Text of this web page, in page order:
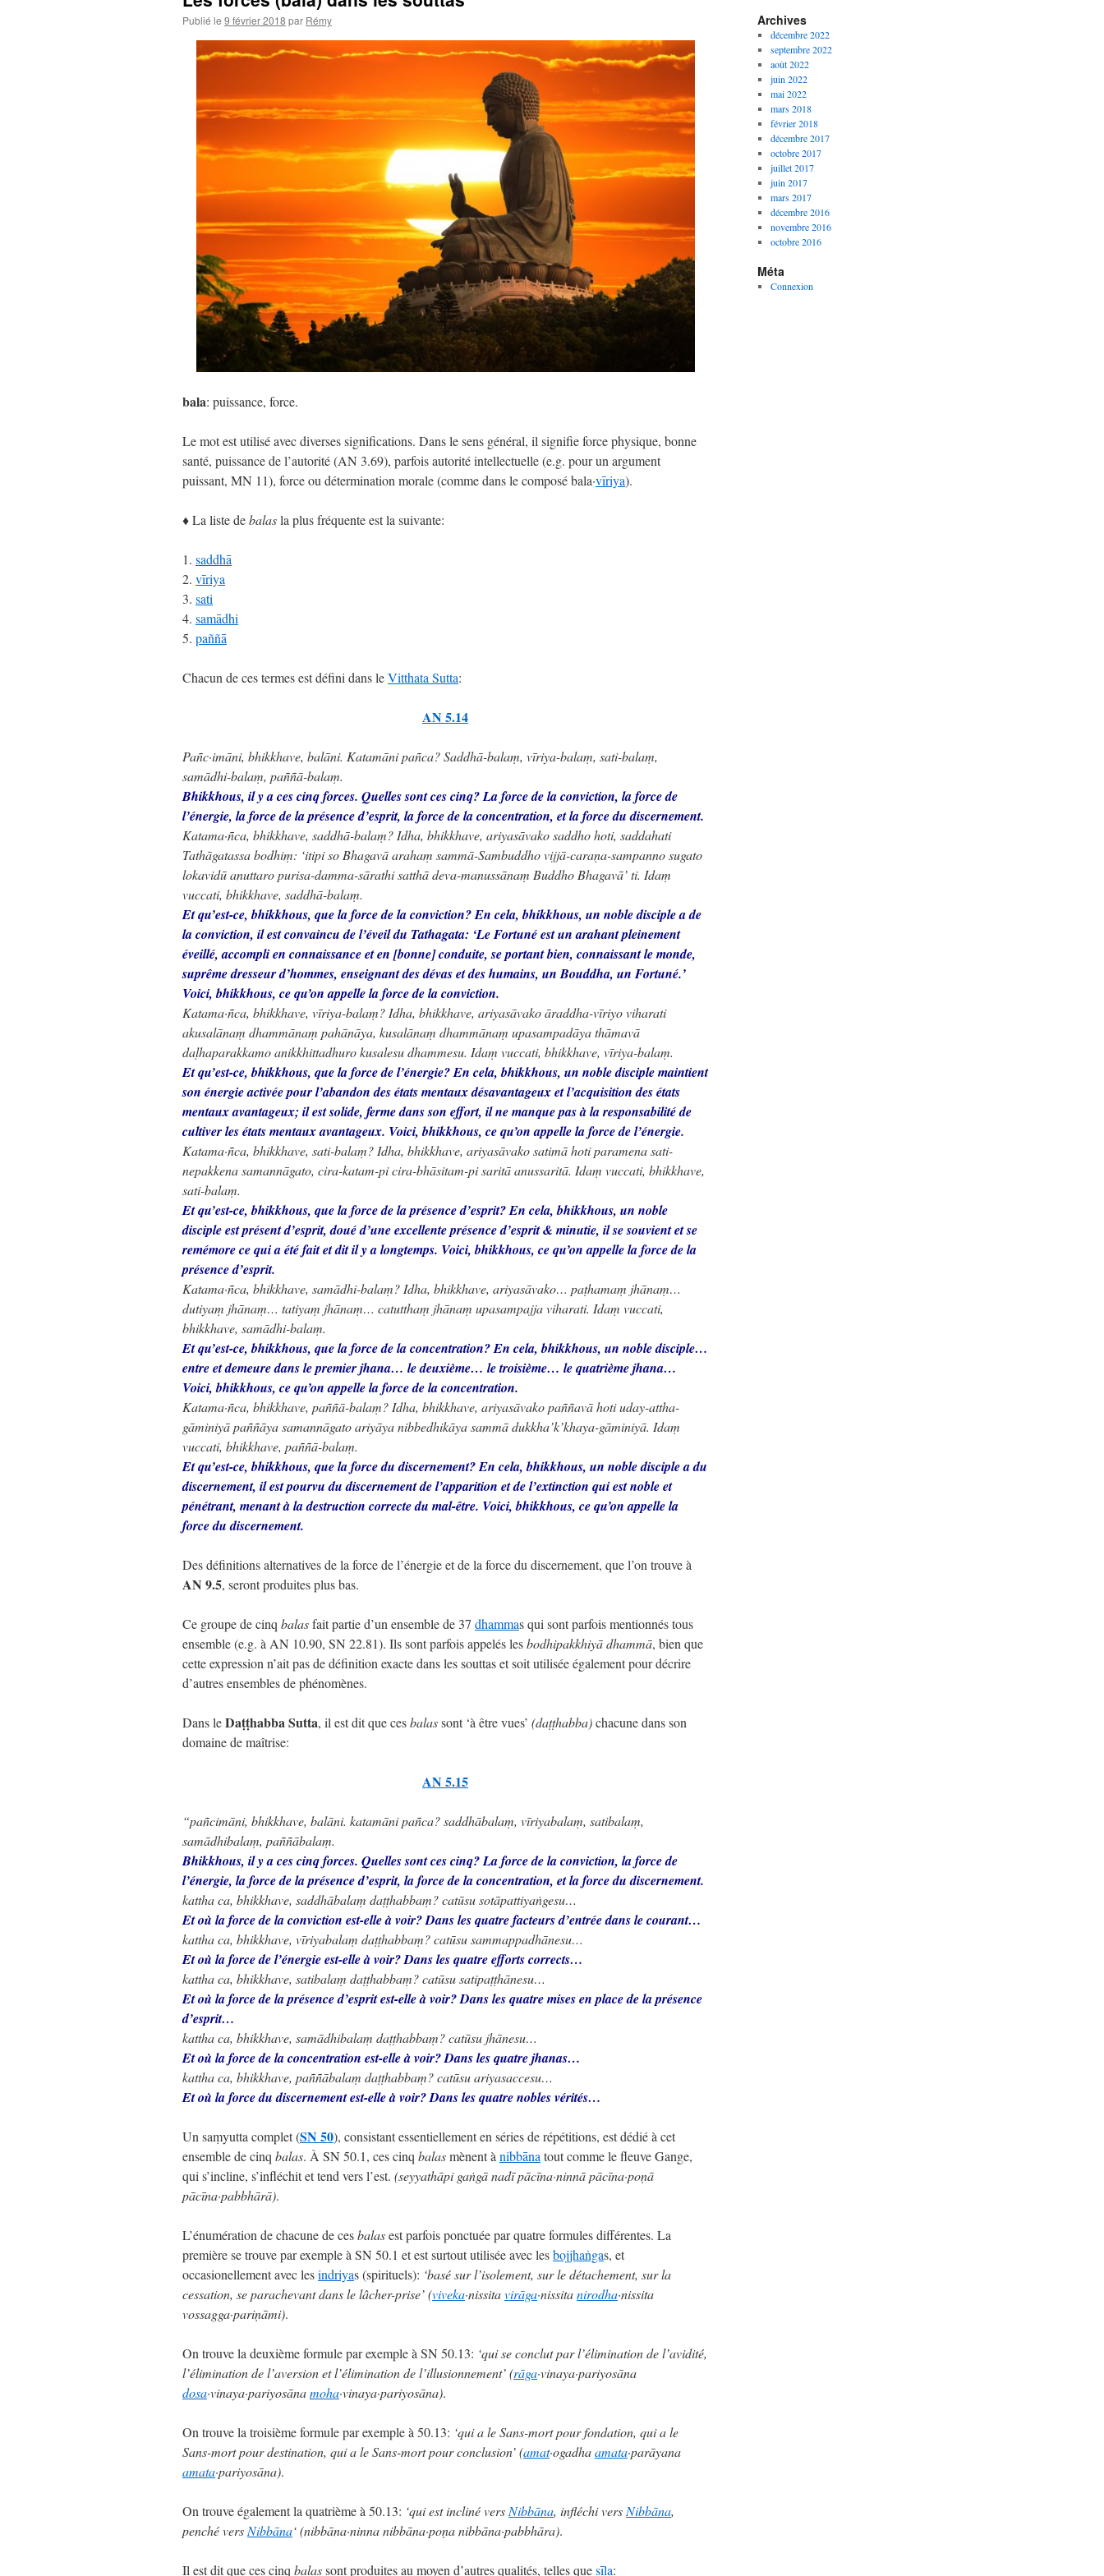
Publié le 9 février 2018 par Rémy
bala: puissance, force.
Le mot est utilisé avec diverses significations. Dans le sens général, il signifie force physique, bonne
santé, puissance de l’autorité (AN 3.69), parfois autorité intellectuelle (e.g. pour un argument
puissant, MN 11), force ou détermination morale (comme dans le composé bala·vīriya).
♦ La liste debalasla plus fréquente est la suivante:
1. saddhā
2. vīriya
3. sati
4. samādhi
5. paññā
Chacun de ces termes est défini dans leVitthata Sutta:
AN 5.14
Pañc·imāni, bhikkhave, balāni. Katamāni pañca? Saddhā-balaṃ, vīriya-balaṃ, sati-balaṃ,
samādhi-balaṃ, paññā-balaṃ.
Bhikkhous, il y a ces cinq forces. Quelles sont ces cinq? La force de la conviction, la force de
l’énergie, la force de la présence d’esprit, la force de la concentration, et la force du discernement.
Katama·ñca, bhikkhave, saddhā-balaṃ? Idha, bhikkhave, ariyasāvako saddho hoti, saddahati
Tathāgatassa bodhiṃ: ‘itipi so Bhagavā arahaṃ sammā-Sambuddho vijjā-caraṇa-sampanno sugato
lokavidū anuttaro purisa-damma-sārathi satthā deva-manussānaṃ Buddho Bhagavā’ ti. Idaṃ
vuccati, bhikkhave, saddhā-balaṃ.
Et qu’est-ce, bhikkhous, que la force de la conviction? En cela, bhikkhous, un noble disciple a de
la conviction, il est convaincu de l’éveil du Tathagata: ‘Le Fortuné est un arahant pleinement
éveillé, accompli en connaissance et en [bonne] conduite, se portant bien, connaissant le monde,
suprême dresseur d’hommes, enseignant des dévas et des humains, un Bouddha, un Fortuné.’
Voici, bhikkhous, ce qu’on appelle la force de la conviction.
Katama·ñca, bhikkhave, vīriya-balaṃ? Idha, bhikkhave, ariyasāvako āraddha-vīriyo viharati
akusalānaṃ dhammānaṃ pahānāya, kusalānaṃ dhammānaṃ upasampadāya thāmavā
daḷhaparakkamo anikkhittadhuro kusalesu dhammesu. Idaṃ vuccati, bhikkhave, vīriya-balaṃ.
Et qu’est-ce, bhikkhous, que la force de l’énergie? En cela, bhikkhous, un noble disciple maintient
son énergie activée pour l’abandon des états mentaux désavantageux et l’acquisition des états
mentaux avantageux; il est solide, ferme dans son effort, il ne manque pas à la responsabilité de
cultiver les états mentaux avantageux. Voici, bhikkhous, ce qu’on appelle la force de l’énergie.
Katama·ñca, bhikkhave, sati-balaṃ? Idha, bhikkhave, ariyasāvako satimā hoti paramena sati-
nepakkena samannāgato, cira-katam-pi cira-bhāsitam-pi saritā anussaritā. Idaṃ vuccati, bhikkhave,
sati-balaṃ.
Et qu’est-ce, bhikkhous, que la force de la présence d’esprit? En cela, bhikkhous, un noble
disciple est présent d’esprit, doué d’une excellente présence d’esprit & minutie, il se souvient et se
remémore ce qui a été fait et dit il y a longtemps. Voici, bhikkhous, ce qu’on appelle la force de la
présence d’esprit.
Katama·ñca, bhikkhave, samādhi-balaṃ? Idha, bhikkhave, ariyasāvako… paṭhamaṃ jhānaṃ…
dutiyaṃ jhānaṃ… tatiyaṃ jhānaṃ… catutthaṃ jhānaṃ upasampajja viharati. Idaṃ vuccati,
bhikkhave, samādhi-balaṃ.
Et qu’est-ce, bhikkhous, que la force de la concentration? En cela, bhikkhous, un noble disciple…
entre et demeure dans le premier jhana… le deuxième… le troisième… le quatrième jhana…
Voici, bhikkhous, ce qu’on appelle la force de la concentration.
Katama·ñca, bhikkhave, paññā-balaṃ? Idha, bhikkhave, ariyasāvako paññavā hoti uday-attha-
gāminiyā paññāya samannāgato ariyāya nibbedhikāya sammā dukkha’k’khaya-gāminiyā. Idaṃ
vuccati, bhikkhave, paññā-balaṃ.
Et qu’est-ce, bhikkhous, que la force du discernement? En cela, bhikkhous, un noble disciple a du
discernement, il est pourvu du discernement de l’apparition et de l’extinction qui est noble et
pénétrant, menant à la destruction correcte du mal-être. Voici, bhikkhous, ce qu’on appelle la
force du discernement.
Des définitions alternatives de la force de l’énergie et de la force du discernement, que l’on trouve à
AN 9.5, seront produites plus bas.
Ce groupe de cinq balasfait partie d’un ensemble de 37 dhammas qui sont parfois mentionnés tous
ensemble (e.g. à AN 10.90, SN 22.81). Ils sont parfois appelés lesbodhipakkhiyā dhammā, bien que
cette expression n’ait pas de définition exacte dans les souttas et soit utilisée également pour décrire
d’autres ensembles de phénomènes.
Dans leDaṭṭhabba Sutta, il est dit que cesbalassont ‘à être vues’ (daṭṭhabba)chacune dans son
domaine de maîtrise:
AN 5.15
“pañcimāni, bhikkhave, balāni. katamāni pañca? saddhābalaṃ, vīriyabalaṃ, satibalaṃ,
samādhibalaṃ, paññābalaṃ.
Bhikkhous, il y a ces cinq forces. Quelles sont ces cinq? La force de la conviction, la force de
l’énergie, la force de la présence d’esprit, la force de la concentration, et la force du discernement.
kattha ca, bhikkhave, saddhābalaṃ daṭṭhabbaṃ? catūsu sotāpattiyaṅgesu…
Et où la force de la conviction est-elle à voir? Dans les quatre facteurs d’entrée dans le courant…
kattha ca, bhikkhave, vīriyabalaṃ daṭṭhabbaṃ? catūsu sammappadhānesu…
Et où la force de l’énergie est-elle à voir? Dans les quatre efforts corrects…
kattha ca, bhikkhave, satibalaṃ daṭṭhabbaṃ? catūsu satipaṭṭhānesu…
Et où la force de la présence d’esprit est-elle à voir? Dans les quatre mises en place de la présence
d’esprit…
kattha ca, bhikkhave, samādhibalaṃ daṭṭhabbaṃ? catūsu jhānesu…
Et où la force de la concentration est-elle à voir? Dans les quatre jhanas…
kattha ca, bhikkhave, paññābalaṃ daṭṭhabbaṃ? catūsu ariyasaccesu…
Et où la force du discernement est-elle à voir? Dans les quatre nobles vérités…
Un saṃyutta complet (SN 50), consistant essentiellement en séries de répétitions, est dédié à cet
ensemble de cinq balas. À SN 50.1, ces cinq balasmènent à nibbāna tout comme le fleuve Gange,
qui s’incline, s’infléchit et tend vers l’est. (seyyathāpi gaṅgā nadī pācīna·ninnā pācīna·poṇā
pācīna·pabbhārā).
L’énumération de chacune de cesbalasest parfois ponctuée par quatre formules différentes. La
première se trouve par exemple à SN 50.1 et est surtout utilisée avec lesbojjhaṅgas, et
occasionellement avec lesindriyas (spirituels): ‘basé sur l’isolement, sur le détachement, sur la
cessation, se parachevant dans le lâcher-prise’ (viveka·nissitavirāga·nissitanirodha·nissita
vossagga·pariṇāmi).
On trouve la deuxième formule par exemple à SN 50.13: ‘qui se conclut par l’élimination de l’avidité,
l’élimination de l’aversion et l’élimination de l’illusionnement’ (rāga·vinaya·pariyosāna
dosa·vinaya·pariyosānamoha·vinaya·pariyosāna).
On trouve la troisième formule par exemple à 50.13: ‘qui a le Sans-mort pour fondation, qui a le
Sans-mort pour destination, qui a le Sans-mort pour conclusion’ (amat·ogadhaamata·parāyana
amata·pariyosāna).
On trouve également la quatrième à 50.13: ‘qui est incliné vers Nibbāna, infléchi vers Nibbāna,
penché vers Nibbāna‘ (nibbāna·ninna nibbāna·poṇa nibbāna·pabbhāra).
Il est dit que ces cinq balassont produites au moyen d’autres qualités, telles quesīla:
Archives
décembre 2022
septembre 2022
août 2022
juin 2022
mai 2022
mars 2018
février 2018
décembre 2017
octobre 2017
juillet 2017
juin 2017
mars 2017
décembre 2016
novembre 2016
octobre 2016
Méta
Connexion